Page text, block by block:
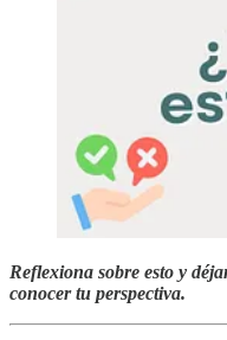
Reflexiona sobre esto y
conocer tu perspectiva.